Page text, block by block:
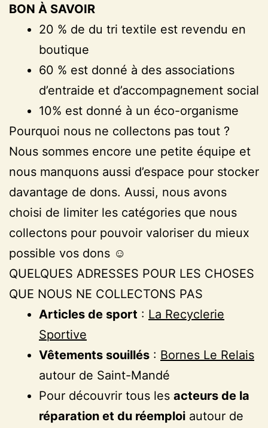
BON À SAVOIR
20 % de du tri textile est revendu en
boutique
60 % est donné à des associations
d’entraide et d’accompagnement social
10% est donné à un éco-organisme
Pourquoi nous ne collectons pas tout ?
Nous sommes encore une petite équipe et
nous manquons aussi d’espace pour stocker
davantage de dons. Aussi, nous avons
choisi de limiter les catégories que nous
collectons pour pouvoir valoriser du mieux
possible vos dons ☺
QUELQUES ADRESSES POUR LES CHOSES
QUE NOUS NE COLLECTONS PAS
Articles de sport : La Recyclerie
Sportive
Vêtements souillés : Bornes Le Relais
autour de Saint-Mandé
Pour découvrir tous les acteurs de la
réparation et du réemploi autour de